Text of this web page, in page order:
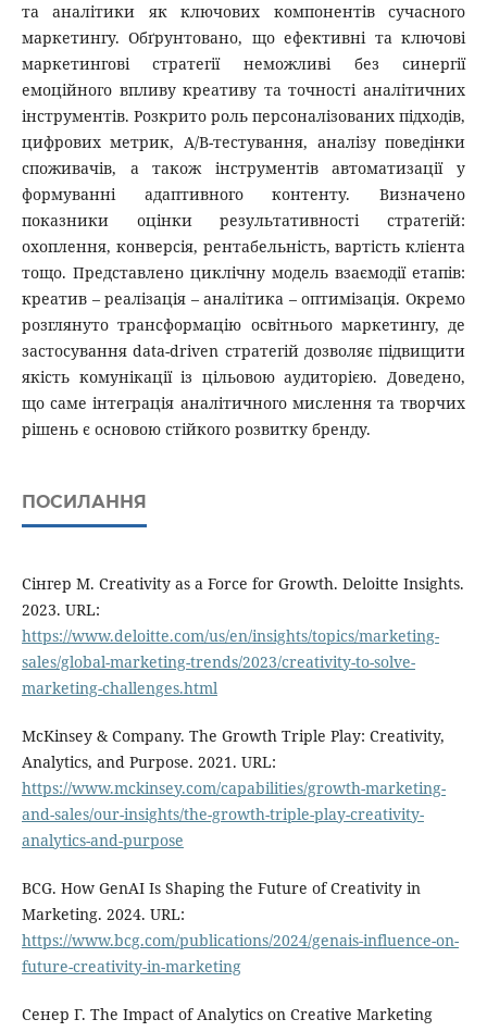
та аналітики як ключових компонентів сучасного
маркетингу. Обґрунтовано, що ефективні та ключові
маркетингові стратегії неможливі без синергії
емоційного впливу креативу та точності аналітичних
інструментів. Розкрито роль персоналізованих підходів,
цифрових метрик, A/B-тестування, аналізу поведінки
споживачів, а також інструментів автоматизації у
формуванні адаптивного контенту. Визначено
показники оцінки результативності стратегій:
охоплення, конверсія, рентабельність, вартість клієнта
тощо. Представлено циклічну модель взаємодії етапів:
креатив – реалізація – аналітика – оптимізація. Окремо
розглянуто трансформацію освітнього маркетингу, де
застосування data-driven стратегій дозволяє підвищити
якість комунікації із цільовою аудиторією. Доведено,
що саме інтеграція аналітичного мислення та творчих
рішень є основою стійкого розвитку бренду.
ПОСИЛАННЯ
Сінгер М. Creativity as a Force for Growth. Deloitte Insights.
2023. URL:
https://www.deloitte.com/us/en/insights/topics/marketing-
sales/global-marketing-trends/2023/creativity-to-solve-
marketing-challenges.html
McKinsey & Company. The Growth Triple Play: Creativity,
Analytics, and Purpose. 2021. URL:
https://www.mckinsey.com/capabilities/growth-marketing-
and-sales/our-insights/the-growth-triple-play-creativity-
analytics-and-purpose
BCG. How GenAI Is Shaping the Future of Creativity in
Marketing. 2024. URL:
https://www.bcg.com/publications/2024/genais-influence-on-
future-creativity-in-marketing
Сенер Г. The Impact of Analytics on Creative Marketing